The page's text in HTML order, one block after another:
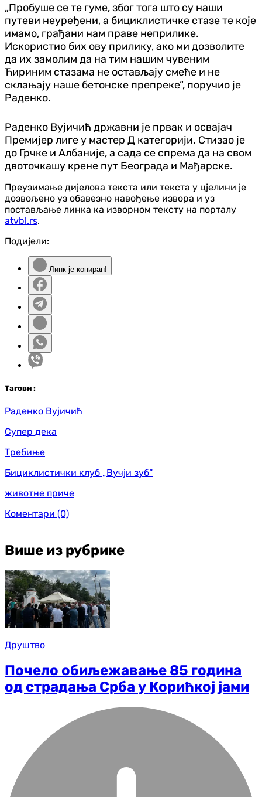
„Пробуше се те гуме, због тога што су наши
путеви неуређени, а бициклистичке стазе те које
имамо, грађани нам праве неприлике.
Искористио бих ову прилику, ако ми дозволите
да их замолим да на тим нашим чувеним
Ћириним стазама не остављају смеће и не
склањају наше бетонске препреке“, поручио је
Раденко.
Раденко Вујичић државни је првак и освајач
Премијер лиге у мастер Д категорији. Стизао је
до Грчке и Албаније, а сада се спрема да на свом
двоточкашу крене пут Београда и Мађарске.
Преузимање дијелова текста или текста у цјелини је
дозвољено уз обавезно навођење извора и уз
постављање линка ка изворном тексту на порталу
atvbl.rs.
Подијели:
Линк је копиран!
Тагови :
Раденко Вујичић
Супер дека
Требиње
Бициклистички клуб „Вучји зуб“
животне приче
Коментари (0)
Више из рубрике
Друштво
Почело обиљежавање 85 година
од страдања Срба у Корићкој јами